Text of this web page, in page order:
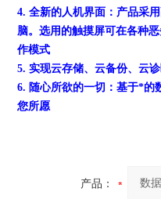
4. 全新的人机界面：产品采
脑。选用的触摸屏可在各种
作模式
5. 实现云存储、云备份、云
6. 随心所欲的一切：基于*的
您所愿
产品：